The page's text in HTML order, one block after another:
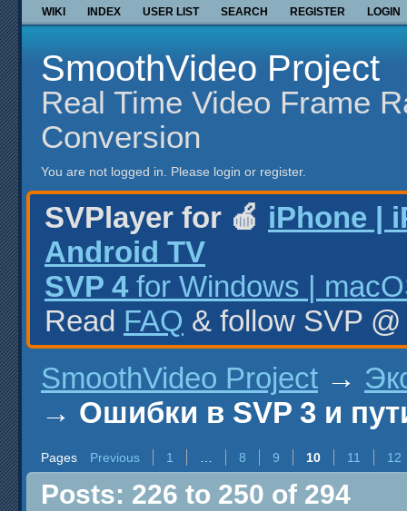
WIKI INDEX USER LIST SEARCH REGISTER LOGIN
SmoothVideo Project
Real Time Video Frame
Conversion
You are not logged in. Please login or register.
SVPlayer for 🍎 iPhone |
Android TV
SVP 4 for Windows |
Read FAQ & follow SVP
SmoothVideo Project →
→ Ошибки в SVP 3 и
Pages Previous 1 8 9 10 11 12
Posts: 226 to 250 of 294